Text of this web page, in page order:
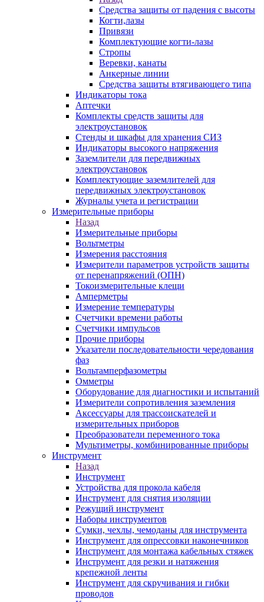
Средства защиты от падения с высоты
Когти,лазы
Привязи
Комплектующие когти-лазы
Стропы
Веревки, канаты
Анкерные линии
Средства защиты втягивающего типа
Индикаторы тока
Аптечки
Комплекты средств защиты для
электроустановок
Стенды и шкафы для хранения СИЗ
Индикаторы высокого напряжения
Заземлители для передвижных
электроустановок
Комплектующие заземлителей для
передвижных электроустановок
Журналы учета и регистрации
Измерительные приборы
Назад
Измерительные приборы
Вольтметры
Измерения расстояния
Измерители параметров устройств защиты
от перенапряжений (ОПН)
Токоизмерительные клещи
Амперметры
Измерение температуры
Счетчики времени работы
Счетчики импульсов
Прочие приборы
Указатели последовательности чередования
фаз
Вольтамперфазометры
Омметры
Оборудование для диагностики и испытаний
Измерители сопротивления заземления
Аксессуары для трассоискателей и
измерительных приборов
Преобразователи переменного тока
Мультиметры, комбинированные приборы
Инструмент
Назад
Инструмент
Устройства для прокола кабеля
Инструмент для снятия изоляции
Режущий инструмент
Наборы инструментов
Сумки, чехлы, чемоданы для инструмента
Инструмент для опрессовки наконечников
Инструмент для монтажа кабельных стяжек
Инструмент для резки и натяжения
крепежной ленты
Инструмент для скручивания и гибки
проводов